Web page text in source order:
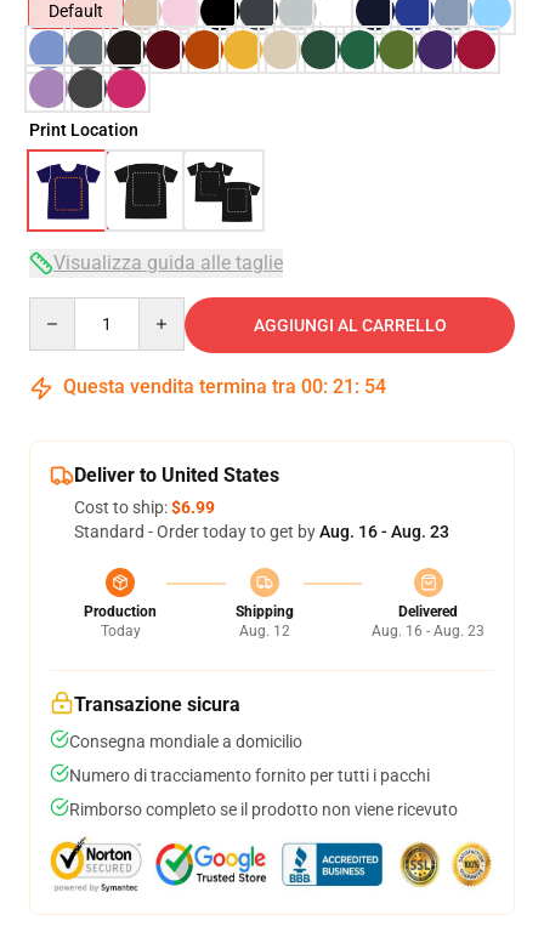
Default
Print Location
Visualizza guida alle taglie
AGGIUNGI AL CARRELLO
Questa vendita termina tra 00: 21 : 53
Deliver to United States
Cost to ship:$6.99
Standard - Order today to get byAug. 16 - Aug. 23
Production
Today
Shipping
Aug. 12
Delivered
Aug. 16 - Aug. 23
Transazione sicura
Consegna mondiale a domicilio
Numero di tracciamento fornito per tutti i pacchi
Rimborso completo se il prodotto non viene ricevuto